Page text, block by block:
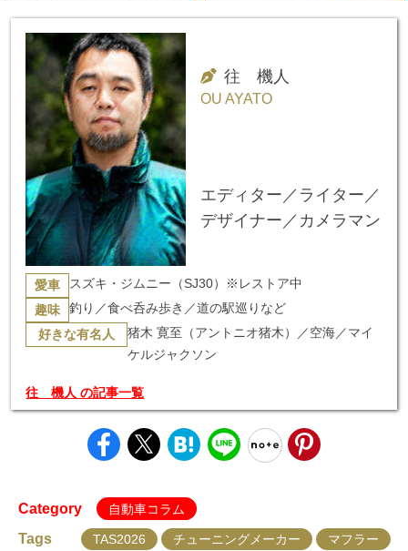
なる中身【東京オート
サロン2026】
往 機人
OU AYATO
エディター／ライター／
デザイナー／カメラマン
愛車 スズキ・ジムニー（SJ30）※レストア中
趣味 釣り／食べ呑み歩き／道の駅巡りなど
好きな有名人
猪木 寛至（アントニオ猪木）／空海／マイ
ケルジャクソン
往 機人 の記事一覧
Category 自動車コラム
Tags TAS2026 チューニングメーカー
マフラー